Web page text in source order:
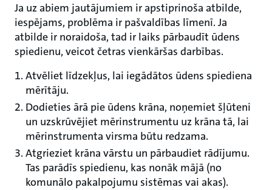
Ja uz abiem jautājumiem ir apstiprinoša atbilde,
iespējams, problēma ir pašvaldības līmenī. Ja
atbilde ir noraidoša, tad ir laiks pārbaudīt ūdens
spiedienu, veicot četras vienkāršas darbības.
Atvēliet līdzekļus, lai iegādātos ūdens spiediena
mērītāju.
Dodieties ārā pie ūdens krāna, noņemiet šļūteni
un uzskrūvējiet mērinstrumentu uz krāna tā, lai
mērinstrumenta virsma būtu redzama.
Atgrieziet krāna vārstu un pārbaudiet rādījumu.
Tas parādīs spiedienu, kas nonāk mājā (no
komunālo pakalpojumu sistēmas vai akas).